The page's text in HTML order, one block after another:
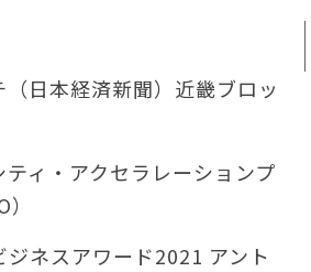
⽇本経済新聞）近畿ブロッ
ィ・アクセラレーションプ
ネスアワード2021 アント